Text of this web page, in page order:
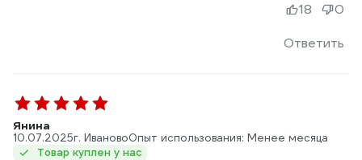
Ответить
18 0
Янина
10.07.2025г. ИвановоОпыт использования: Менее месяца
Товар куплен у нас